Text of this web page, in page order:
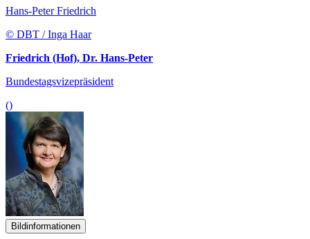
Hans-Peter Friedrich
© DBT / Inga Haar
Friedrich (Hof), Dr. Hans-Peter
Bundestagsvizepräsident
()
Bildinformationen